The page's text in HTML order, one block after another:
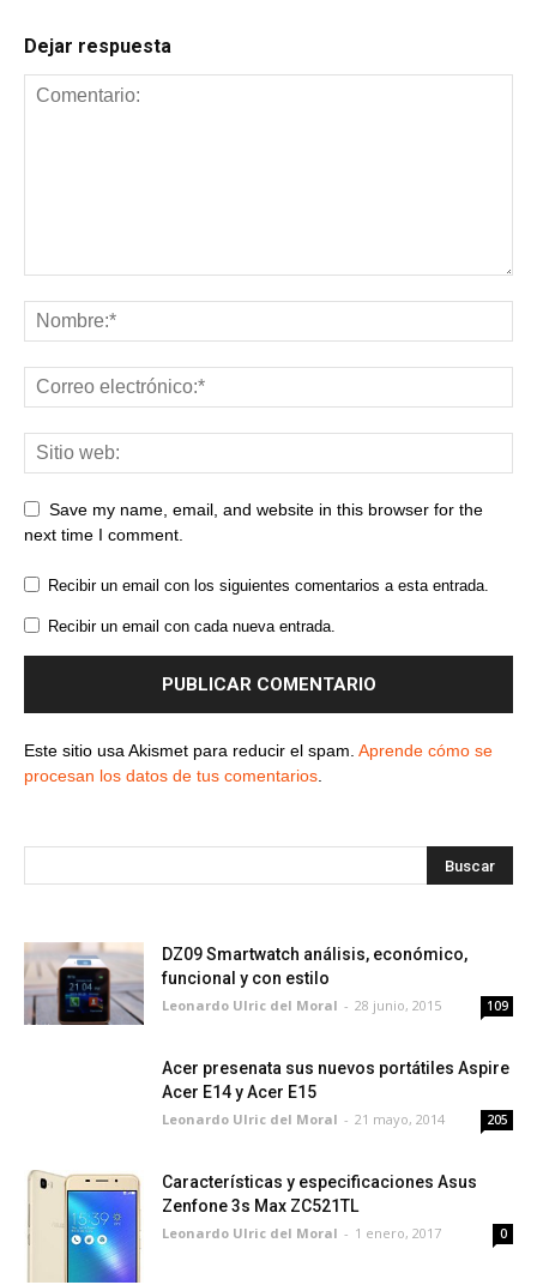
Dejar respuesta
Save my name, email, and website in this browser for the
next time I comment.
Recibir un email con los siguientes comentarios a esta entrada.
Recibir un email con cada nueva entrada.
Este sitio usa Akismet para reducir el spam. Aprende cómo se
procesan los datos de tus comentarios
DZ09 Smartwatch análisis, económico,
funcional y con estilo
Leonardo Ulric del Moral - 28 junio, 2015 109
Acer presenata sus nuevos portátiles Aspire
Acer E14 y Acer E15
Leonardo Ulric del Moral - 21 mayo, 2014 205
Características y especificaciones Asus
Zenfone 3s Max ZC521TL
Leonardo Ulric del Moral - 1 enero, 2017 0